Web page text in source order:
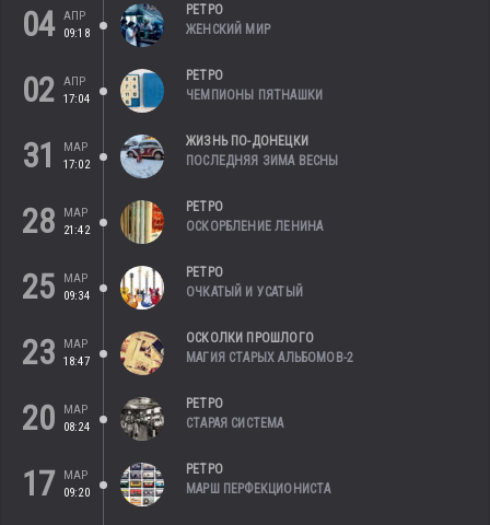
04 АПР
09:18
РЕТРО
ЖЕНСКИЙ МИР
02
АПР
17:04
РЕТРО
ЧЕМПИОНЫ ПЯТНАШКИ
31
МАР
17:02
ЖИЗНЬ ПО-ДОНЕЦКИ
ПОСЛЕДНЯЯ ЗИМА ВЕСНЫ
28
МАР
21:42
РЕТРО
ОСКОРБЛЕНИЕ ЛЕНИНА
25
МАР
09:34
РЕТРО
ОЧКАТЫЙ И УСАТЫЙ
23
МАР
18:47
ОСКОЛКИ ПРОШЛОГО
МАГИЯ СТАРЫХ АЛЬБОМОВ-2
20
МАР
08:24
РЕТРО
СТАРАЯ СИСТЕМА
17
МАР
09:20
РЕТРО
МАРШ ПЕРФЕКЦИОНИСТА